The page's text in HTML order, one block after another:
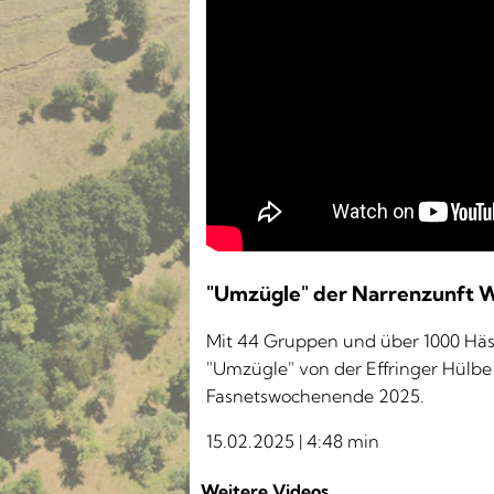
Fasnet - "Umzügle"
"Umzügle" der Narrenzunft
Mit 44 Gruppen und über 1000
"Umzügle" von der Effringer
Fasnetswochenende 2025.
15.02.2025 | 4:48 min